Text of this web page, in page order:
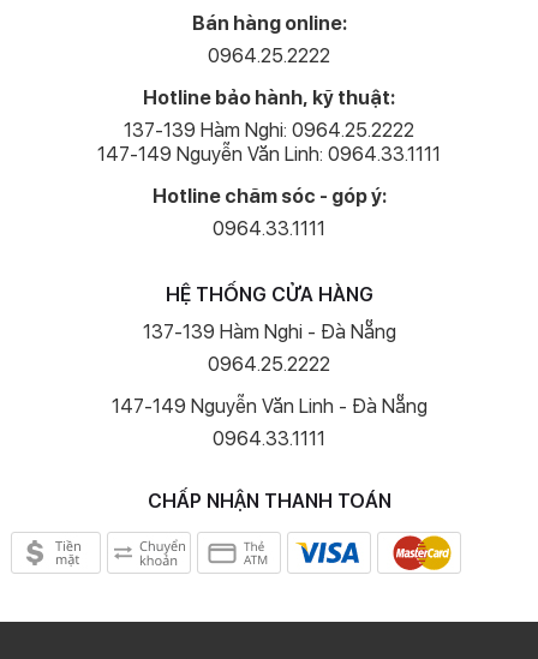
Bán hàng online:
0964.25.2222
Hotline bảo hành, kỹ thuật:
137-139 Hàm Nghi: 0964.25.2222
147-149 Nguyễn Văn Linh: 0964.33.1111
Hotline chăm sóc - góp ý:
0964.33.1111
HỆ THỐNG CỬA HÀNG
137-139 Hàm Nghi - Đà Nẵng
0964.25.2222
147-149 Nguyễn Văn Linh - Đà Nẵng
0964.33.1111
CHẤP NHẬN THANH TOÁN